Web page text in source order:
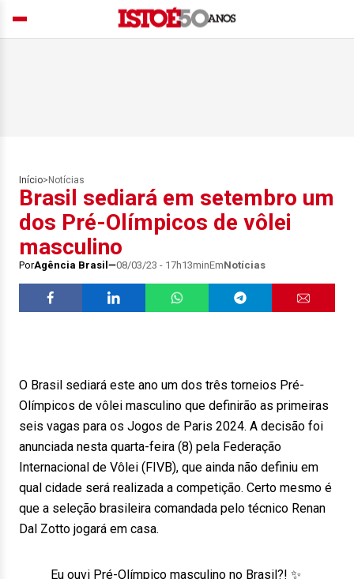
Início> Notícias
Brasil sediará em setembro um
dos Pré-Olímpicos de vôlei
masculino
PorAgência Brasil 08/03/23 - 17h13minEmNotícias
O Brasil sediará este ano um dos três torneios Pré-
Olímpicos de vôlei masculino que definirão as primeiras
seis vagas para os Jogos de Paris 2024. A decisão foi
anunciada nesta quarta-feira (8) pela Federação
Internacional de Vôlei (FIVB), que ainda não definiu em
qual cidade será realizada a competição. Certo mesmo é
que a seleção brasileira comandada pelo técnico Renan
Dal Zotto jogará em casa.
Eu ouvi Pré-Olímpico masculino no Brasil?! ✨